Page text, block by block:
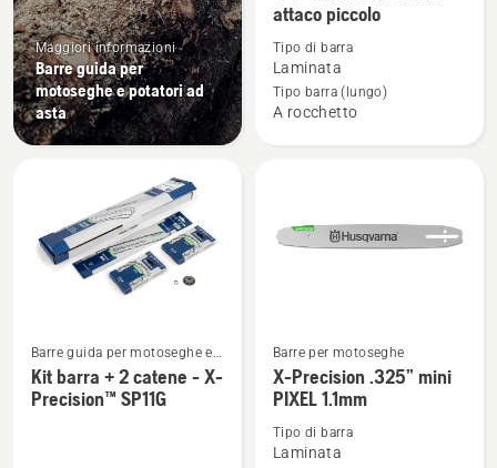
Maggiori informazioni
Barre guida per
motoseghe e potatori ad
asta
dettagli
su
Precision™
laminata
1.1mm
attaco piccolo
Tipo di barra
Laminata
Tipo barra (lungo)
A rocchetto
Vedi
maggiori
dettagli
Barre guida per motoseghe e
potatori ad asta
Kit barra + 2 catene - X-
Precision™ SP11G
Vedi
maggiori
dettagli
Barre per motoseghe
X-Precision .325” mini
PIXEL 1.1mm
Tipo di barra
Laminata